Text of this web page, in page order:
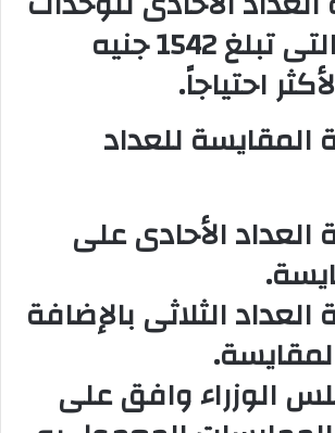
السكنية والتى تبلغ 1542 جنيه
احتياجاً.
للعداد
الأحادى على
الثلاثى بالإضافة
الوزراء وافق على